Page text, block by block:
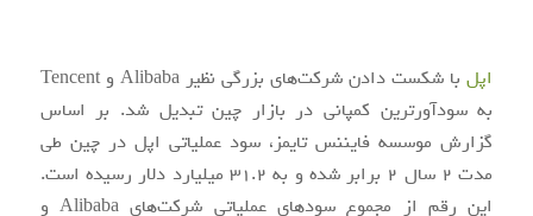
اپل
با شکست دادن شرکت‌های بزرگی نظیر Alibaba و Tencent
به سودآورترین کمپانی در بازار چین تبدیل شد. بر اساس
گزارش موسسه فایننس تایمز، سود عملیاتی اپل در چین طی
مدت 2 سال 2 برابر شده و به 31.2 میلیارد دلار رسیده است.
این رقم از مجموع سودهای عملیاتی شرکت‌های Alibaba و